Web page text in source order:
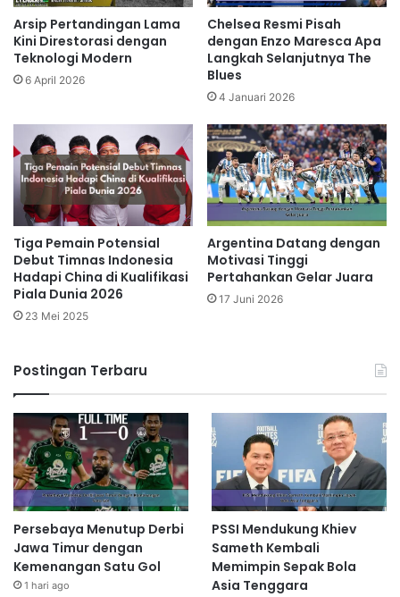
Arsip Pertandingan Lama
Kini Direstorasi dengan
Teknologi Modern
6 April 2026
Chelsea Resmi Pisah
dengan Enzo Maresca Apa
Langkah Selanjutnya The
Blues
4 Januari 2026
Tiga Pemain Potensial
Debut Timnas Indonesia
Hadapi China di Kualifikasi
Piala Dunia 2026
23 Mei 2025
Argentina Datang dengan
Motivasi Tinggi
Pertahankan Gelar Juara
17 Juni 2026
Postingan Terbaru
Persebaya Menutup Derbi
Jawa Timur dengan
Kemenangan Satu Gol
1 hari ago
PSSI Mendukung Khiev
Sameth Kembali
Memimpin Sepak Bola
Asia Tenggara